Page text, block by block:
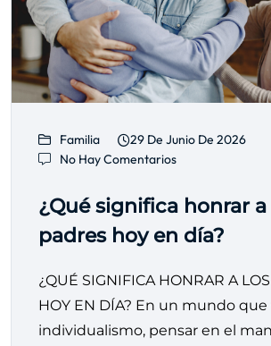
Familia
29 De Junio De 2026
No Hay Comentarios
¿Qué significa honrar a
padres hoy en día?
¿QUÉ SIGNIFICA HONRAR A
HOY EN DÍA? En un mundo que
individualismo, pensar en el